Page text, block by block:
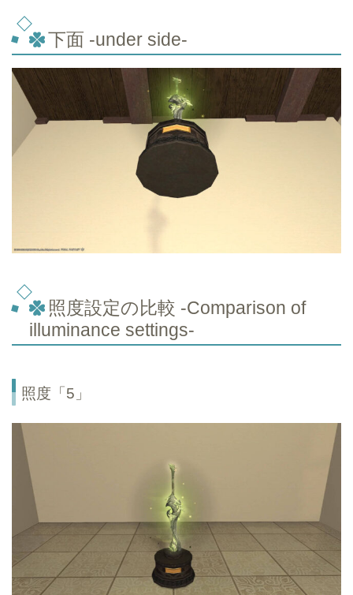
下面 -under side-
照度設定の比較 -Comparison of
illuminance settings-
照度「5」